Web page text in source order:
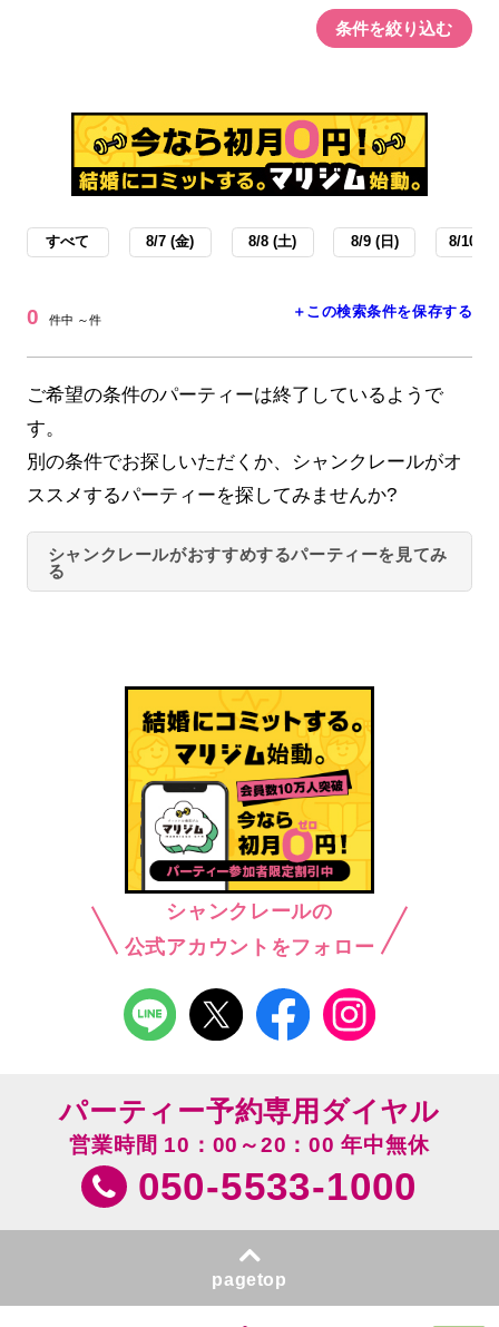
条件を絞り込む
すべて 8/7 (金) 8/8 (土) 8/9 (日) 8/10 (
0 件中 ～件 ＋この検索条件を保存する
ご希望の条件のパーティーは終了しているようで
す。
別の条件でお探しいただくか、シャンクレールがオ
ススメするパーティーを探してみませんか?
シャンクレールがおすすめするパーティーを見てみ
る
シャンクレールの
公式アカウントをフォロー
パーティー予約専用ダイヤル
営業時間 10：00～20：00 年中無休
050-5533-1000
pagetop